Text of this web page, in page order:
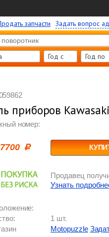
запчасти Задать вопрос
Год c Год по
приборов
номер:
7700
Продавец
Узнать
1 шт.
Motopuzzle